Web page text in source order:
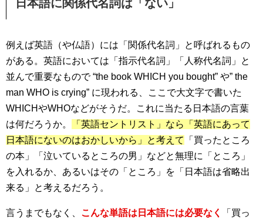
日本語に関係代名詞は「ない」
例えば英語（や仏語）には「関係代名詞」と呼ばれるもの
がある。英語においては「指示代名詞」「人称代名詞」と
並んで重要なもので “the book WHICH you bought” や” the
man WHO is crying” に現われる、ここで大文字で書いた
WHICHやWHOなどがそうだ。これに当たる日本語の言葉
は何だろうか。
「英語セントリスト」なら「英語にあって
日本語にないのはおかしいから」と考えて
「買ったところ
の本」「泣いているところの男」などと無理に「ところ」
を入れるか、あるいはその「ところ」を「日本語は省略出
来る」と考えるだろう。
言うまでもなく、 こんな単語は日本語には必要なく
「買っ